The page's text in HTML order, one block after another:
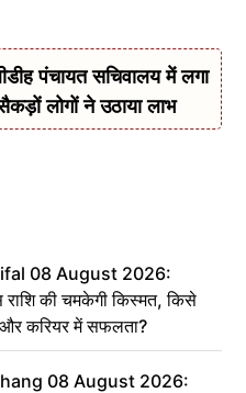
पंचायत सचिवालय में लगा
लोगों ने उठाया लाभ
08 August 2026:
राशि की चमकेगी किस्मत, किसे
और करियर में सफलता?
08 August 2026: